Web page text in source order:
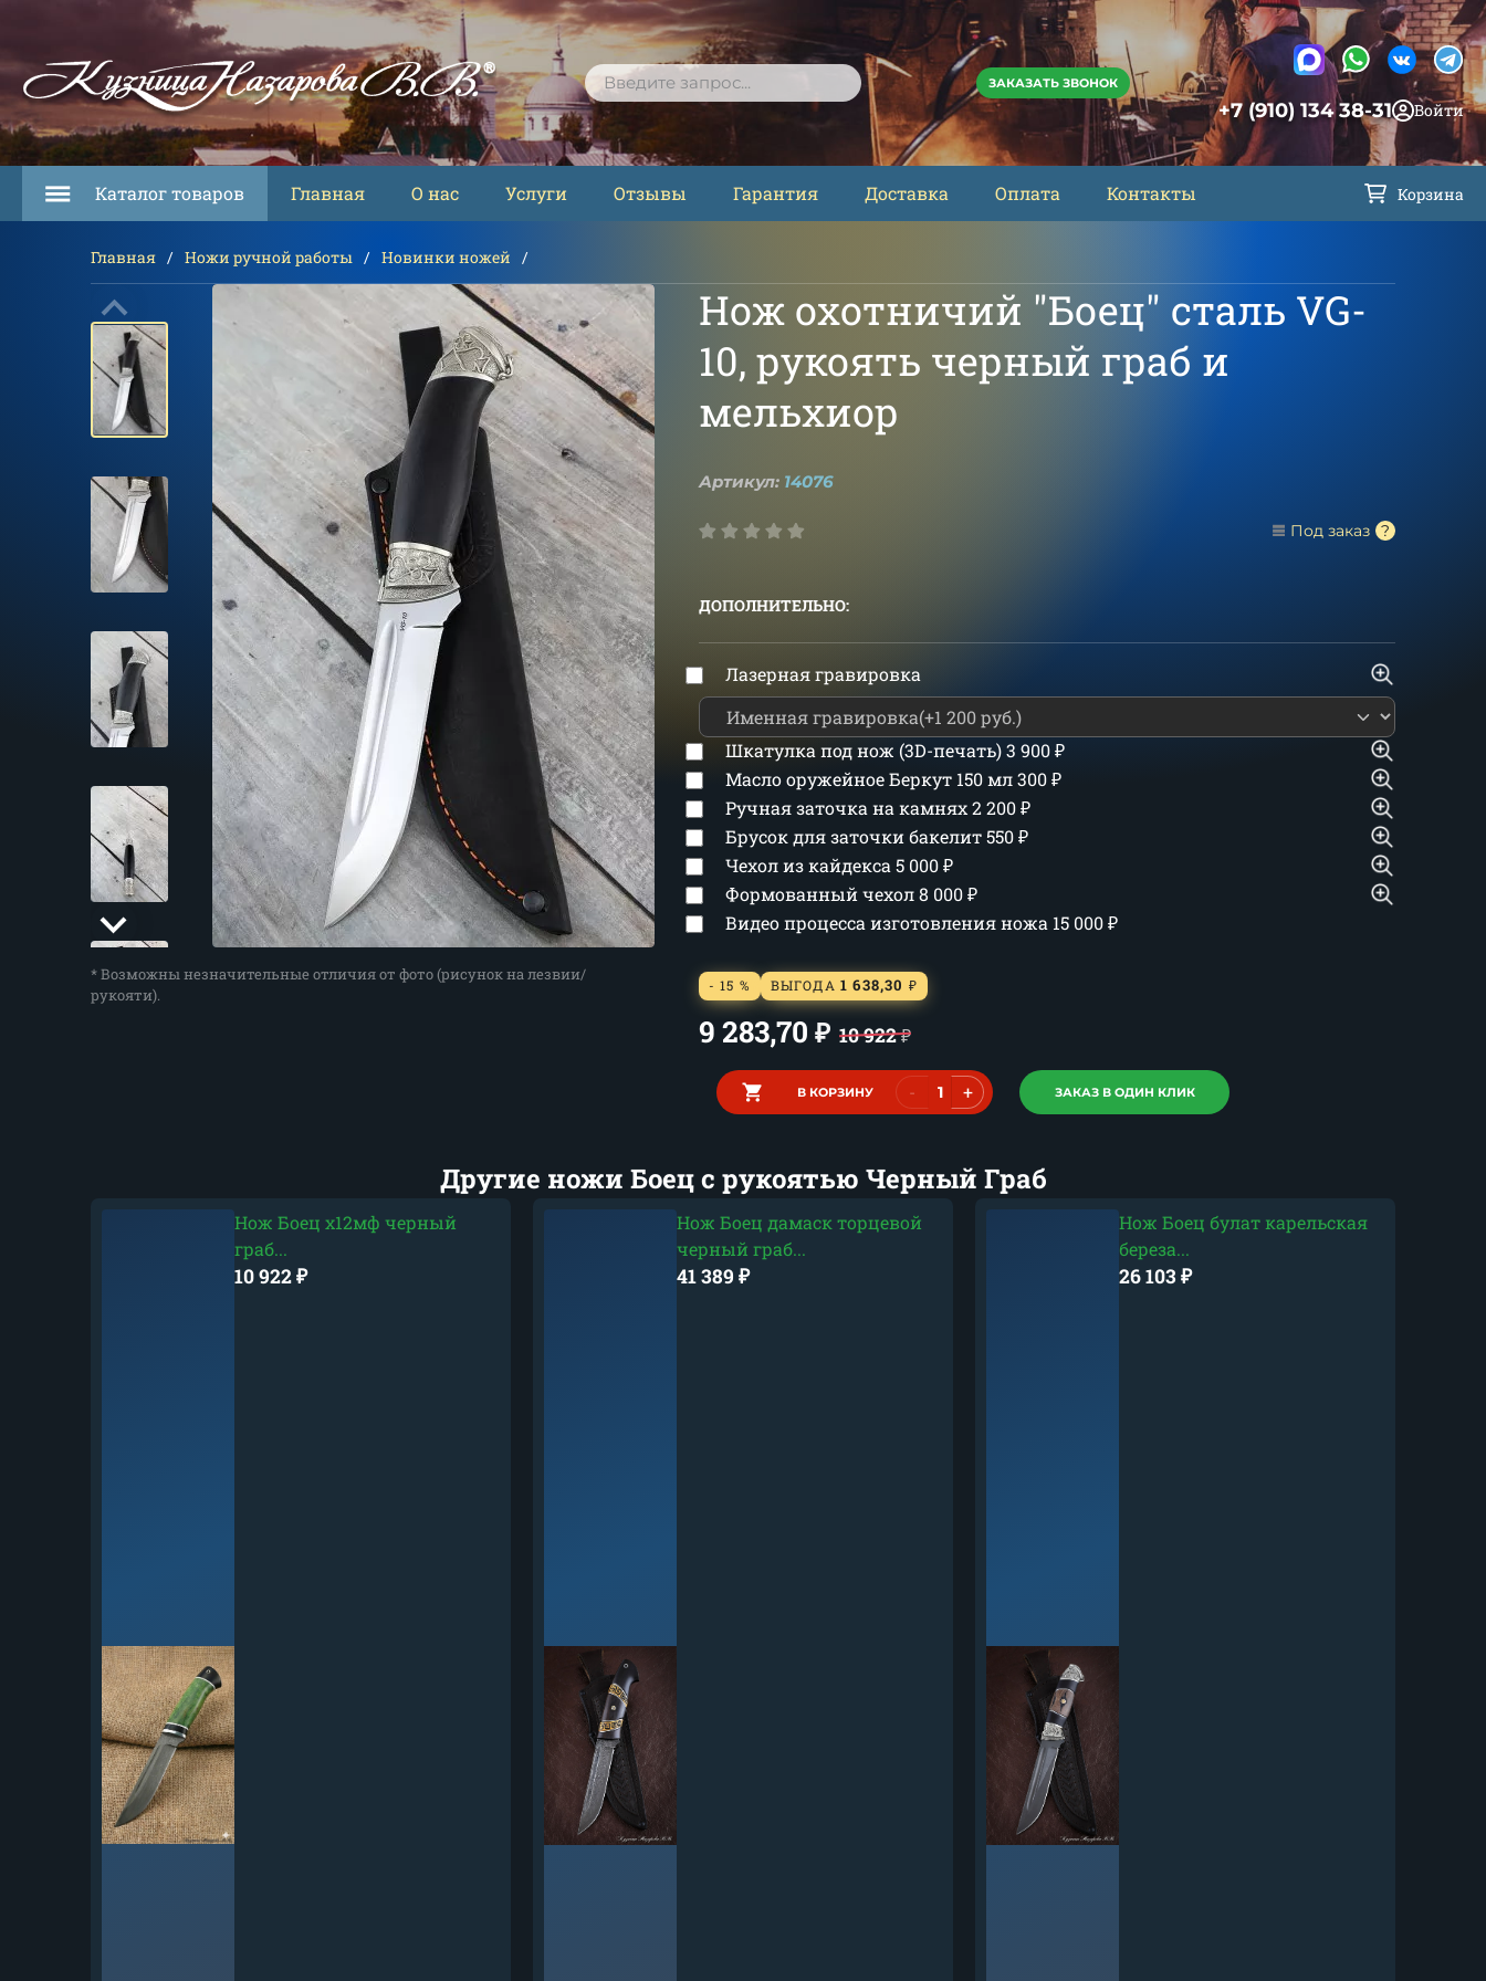
ПОИСК ЗАКАЗАТЬ ЗВОНОК
+7 (910) 134 38-31 Войти
Каталог товаров Главная О нас Услуги Отзывы Гарантия Доставка Оплата Контакты Корзина
Главная Ножи ручной работы Новинки ножей
* Возможны незначительные отличия от фото (рисунок на лезвии/
рукояти).
Нож охотничий "Боец" сталь VG-
10, рукоять черный граб и
мельхиор
Артикул: 14076
Под заказ
ДОПОЛНИТЕЛЬНО:
Лазерная гравировка
Шкатулка под нож (3D-печать)3 900₽
Масло оружейное Беркут 150 мл300₽
Ручная заточка на камнях2 200₽
Брусок для заточки бакелит550₽
Чехол из кайдекса 5 000₽
Формованный чехол8 000₽
Видео процесса изготовления ножа 15 000₽
- 15 % ВЫГОДА 1 638,30 ₽
9 283,70 ₽ 10 922₽
В КОРЗИНУ - + ЗАКАЗ В ОДИН КЛИК
Другие ножи Боец с рукоятью Черный Граб
Нож Боец х12мф черный
граб...
10 922₽
Нож Боец дамаск торцевой
черный граб...
41 389 ₽
Нож Боец булат карельская
береза...
26 103 ₽